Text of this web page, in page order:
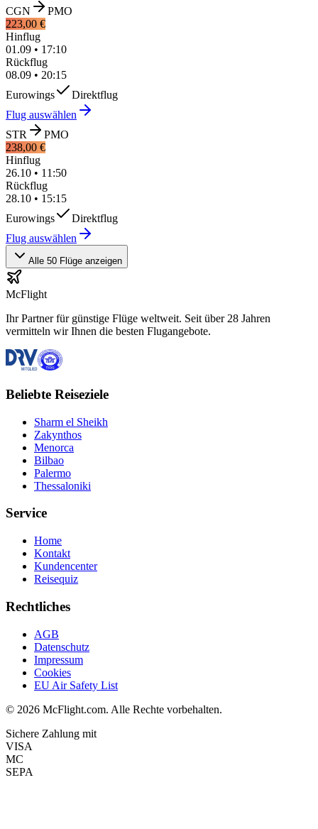
CGN
PMO
223,00 €
Hinflug
01.09 • 17:10
Rückflug
08.09 • 20:15
Eurowings
Direktflug
Flug auswählen
STR
PMO
238,00 €
Hinflug
26.10 • 11:50
Rückflug
28.10 • 15:15
Eurowings
Direktflug
Flug auswählen
Alle 50 Flüge anzeigen
McFlight
Ihr Partner für günstige Flüge weltweit. Seit über 28 Jahren
vermitteln wir Ihnen die besten Flugangebote.
Beliebte Reiseziele
Sharm el Sheikh
Zakynthos
Menorca
Bilbao
Palermo
Thessaloniki
Service
Home
Kontakt
Kundencenter
Reisequiz
Rechtliches
AGB
Datenschutz
Impressum
Cookies
EU Air Safety List
© 2026 McFlight.com. Alle Rechte vorbehalten.
Sichere Zahlung mit
VISA
MC
SEPA